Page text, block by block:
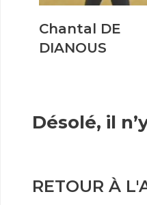
Chantal DE
DIANOUS
Désolé, il
RETOUR À